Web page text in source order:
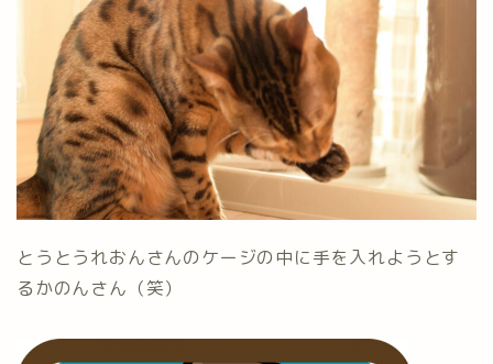
とうとうれおんさんのケージの中に手を入れようとす
るかのんさん（笑）